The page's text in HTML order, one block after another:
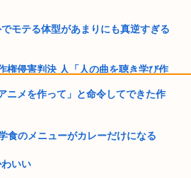
モテる体型があまりにも真逆すぎる
権侵害判決 人「人の曲を聴き学び作
ツ」導入加速 韓国
半数もいるとか貧困国過ぎないか？
ニメを作って」と命令してできた作
食のメニューがカレーだけになる
いい